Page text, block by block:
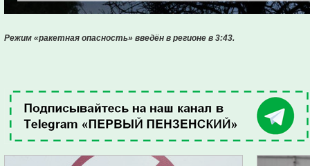
Режим «ракетная опасность» введён в регионе в 3:43.